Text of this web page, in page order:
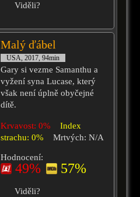
Viděli?
Malý ďábel
USA, 2017, 94min
Gary si vezme Samanthu a
vyžení syna Lucase, který
však není úplně obyčejné
dítě.
Krvavost: 0%
Index
strachu: 0%
Mrtvých: N/A
Hodnocení:
49% 57%
Viděli?